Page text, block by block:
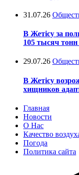
31.07.26
В Жетісу за
105 тысяч
29.07.26
В Жетісу
хищников
Главная
Новости
О Нас
Качество
Погода
Политика сайта